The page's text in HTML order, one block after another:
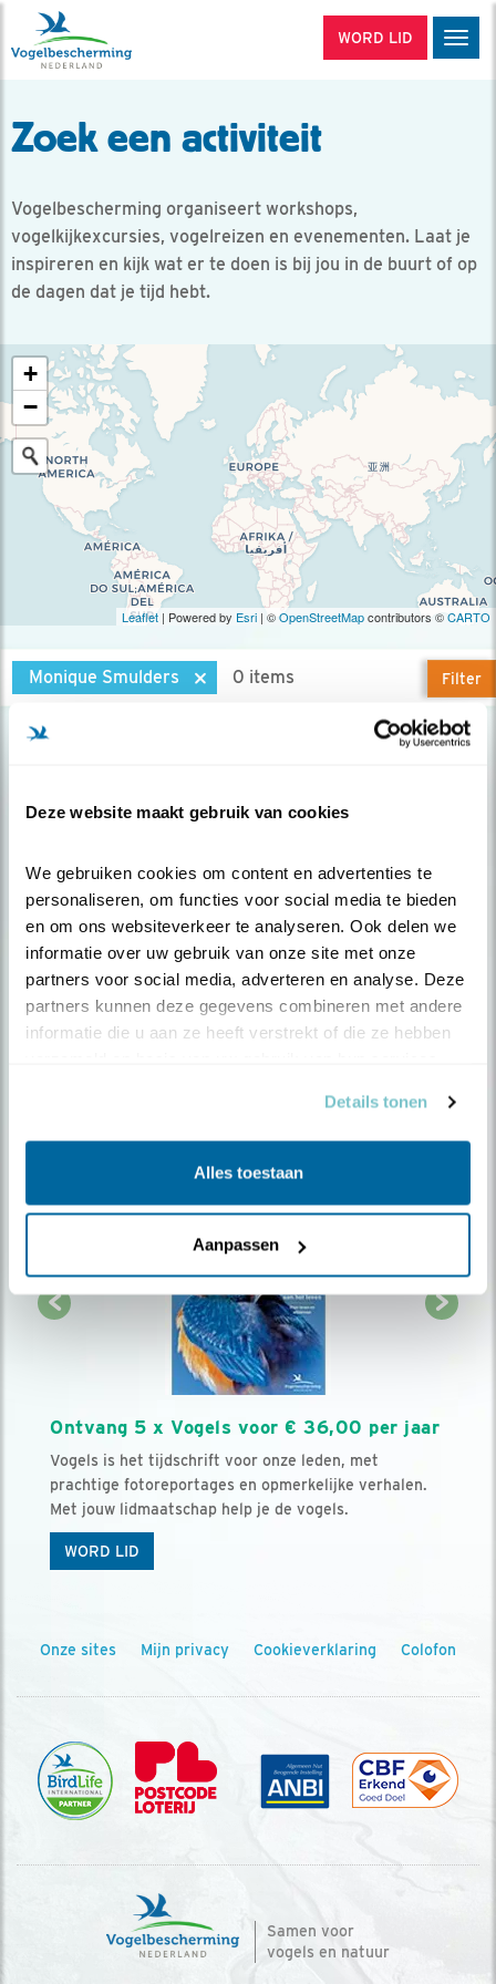
Deze website maakt gebruik van cookies
We gebruiken cookies om content en advertenties te
personaliseren, om functies voor social media te bieden
en om ons websiteverkeer te analyseren. Ook delen we
informatie over uw gebruik van onze site met onze
partners voor social media, adverteren en analyse. Deze
partners kunnen deze gegevens combineren met andere
informatie die u aan ze heeft verstrekt of die ze hebben
Details tonen
Alles toestaan
Aanpassen
WORD LID
Zoek een activiteit
Vogelbescherming organiseert workshops,
vogelkijkexcursies, vogelreizen en evenementen. Laat je
inspireren en kijk wat er te doen is bij jou in de buurt of op
de dagen dat je tijd hebt.
+
−
Leaflet | Powered by Esri | ©OpenStreetMapcontributors ©CARTO
Monique Smulders 0 items Filter
Geen resultaten.
Op de hoogte blijven?
Meld je aan en ontvang nieuws, inspiratie, acties en tips
over vogels en activiteiten van Vogelbescherming.
AANMELDEN VOGELNIEUWS
Volg ons via social media
Ontvang 5 x Vogels voor € 36,00 per jaar
Vogels is het tijdschrift voor onze leden, met
prachtige fotoreportages en opmerkelijke verhalen.
Met jouw lidmaatschap help je de vogels.
WORD LID
Onze sites Mijn privacy Cookieverklaring Colofon
Samen voor
vogels en natuur